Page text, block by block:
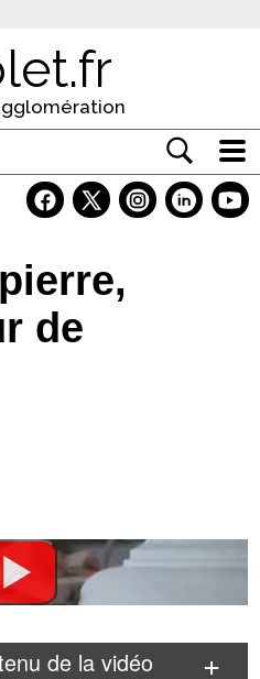
de
de la vidéo